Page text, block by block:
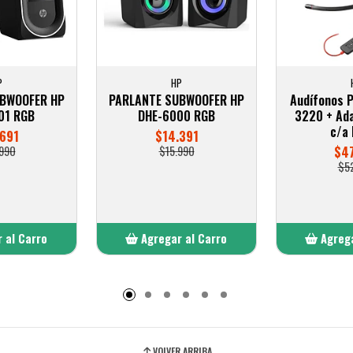
HP
RGB
al Carro
HP
PARLANTE SUBWOOFER HP
DHE-6000 RGB
$14.391
$15.990
Agregar al Carro
Audífonos
3220 +
c/a